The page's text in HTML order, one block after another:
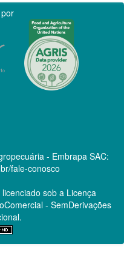
- Embrapa SAC:
fale-conosco
sob a Licença
- SemDerivações